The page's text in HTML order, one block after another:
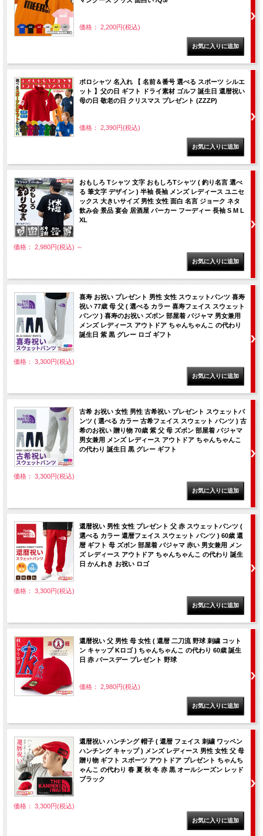
価格： 2,200円(税込)
ポロシャツ 名入れ 【 名前＆番号 選べる スポーツ シルエ
ット 】父の日 ギフト ドライ素材 ゴルフ 誕生日 還暦祝い
母の日 敬老の日 クリスマス プレゼント (ZZZP)
価格： 2,390円(税込)
おもしろ Tシャツ 文字 おもしろTシャツ ( 釣り名言 選べ
る 筆文字 デザイン ) 半袖 長袖 メンズ レディース ユニセ
ックス 大きいサイズ 男性 女性 面白 名言 ジョーク ネタ
飲み会 景品 宴会 居酒屋 パーカー フーディー 長袖 S M L
XL
価格： 2,980円(税込) ～
喜寿 お祝い プレゼント 男性 女性 スウェットパンツ 喜寿
祝い 77歳 母 父 ( 選べる カラー 喜寿フェイス スウェット
パンツ ) 喜寿のお祝い ズボン 部屋着 パジャマ 男女兼用
メンズ レディース アウトドア ちゃんちゃんこ の代わり
誕生日 紫 黒 グレー ロゴ ギフト
価格： 3,300円(税込)
古希 お祝い 女性 男性 古希祝い プレゼント スウェットパ
ンツ ( 選べる カラー 古希フェイス スウェット パンツ ) 古
希のお祝い 贈り物 70歳 紫 父 母 ズボン 部屋着 パジャマ
男女兼用 メンズ レディース アウトドア ちゃんちゃんこ
の代わり 誕生日 黒 グレー ギフト
価格： 3,300円(税込)
還暦祝い 男性 女性 プレゼント 父 赤 スウェットパンツ (
選べる カラー 還暦フェイス スウェット パンツ ) 60歳 還
暦 ギフト 母 ズボン 部屋着 パジャマ 赤い 男女兼用 メン
ズ レディース アウトドア ちゃんちゃんこ の代わり 誕生
日 かんれき お祝い ロゴ
価格： 3,300円(税込)
還暦祝い 父 男性 母 女性 ( 還暦 二刀流 野球 刺繍 コット
ン キャップ Kロゴ ) ちゃんちゃんこ の代わり 60歳 誕生
日 赤 バースデー プレゼント 野球
価格： 2,980円(税込)
還暦祝い ハンチング 帽子 ( 還暦 フェイス 刺繍 ワッペン
ハンチング キャップ ) メンズ レディース 男性 女性 父 母
贈り物 ギフト スポーツ アウトドア プレゼント ちゃんち
ゃんこ の代わり 春 夏 秋 冬 赤 黒 オールシーズン レッド
ブラック
価格： 3,300円(税込)